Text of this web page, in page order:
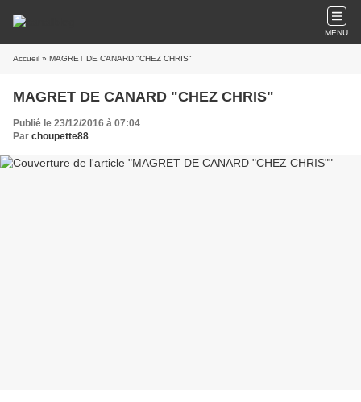
MENU
Accueil » MAGRET DE CANARD "CHEZ CHRIS"
MAGRET DE CANARD "CHEZ CHRIS"
Publié le 23/12/2016 à 07:04
Par choupette88